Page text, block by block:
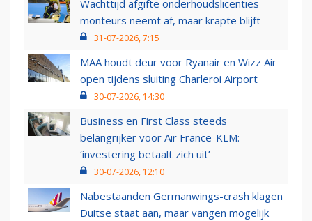
Wachttijd afgifte onderhoudslicenties
monteurs neemt af, maar krapte blijft
31-07-2026, 7:15
MAA houdt deur voor Ryanair en Wizz Air
open tijdens sluiting Charleroi Airport
30-07-2026, 14:30
Business en First Class steeds
belangrijker voor Air France-KLM:
‘investering betaalt zich uit’
30-07-2026, 12:10
Nabestaanden Germanwings-crash klagen
Duitse staat aan, maar vangen mogelijk